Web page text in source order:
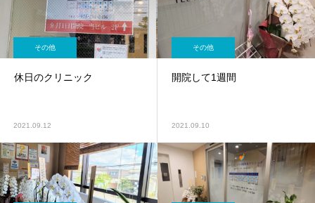
その他
休日のクリニック
2021.09.12
その他
開院して1週間
2021.09.10